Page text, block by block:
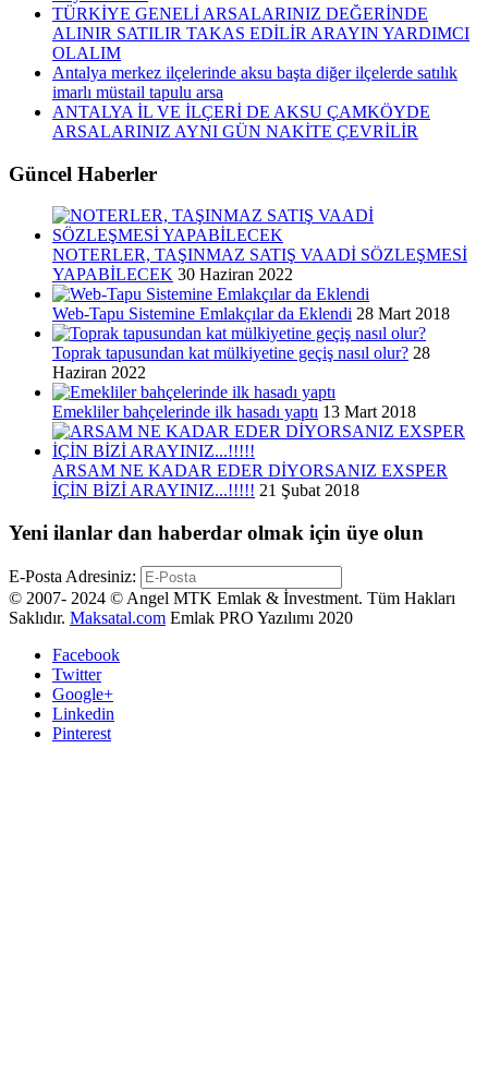
TÜRKİYE GENELİ ARSALARINIZ DEĞERİNDE
ALINIR SATILIR TAKAS EDİLİR ARAYIN YARDIMCI
OLALIM
Antalya merkez ilçelerinde aksu başta diğer ilçelerde satılık
imarlı müstail tapulu arsa
ANTALYA İL VE İLÇERİ DE AKSU ÇAMKÖYDE
ARSALARINIZ AYNI GÜN NAKİTE ÇEVRİLİR
Güncel Haberler
NOTERLER, TAŞINMAZ SATIŞ VAADİ SÖZLEŞMESİ
YAPABİLECEK 30 Haziran 2022
Web-Tapu Sistemine Emlakçılar da Eklendi 28 Mart 2018
Toprak tapusundan kat mülkiyetine geçiş nasıl olur? 28
Haziran 2022
Emekliler bahçelerinde ilk hasadı yaptı 13 Mart 2018
ARSAM NE KADAR EDER DİYORSANIZ EXSPER
İÇİN BİZİ ARAYINIZ...!!!!! 21 Şubat 2018
Yeni ilanlar dan haberdar olmak için üye olun
E-Posta Adresiniz:
© 2007- 2024 © Angel MTK Emlak & İnvestment. Tüm Hakları
Saklıdır. Maksatal.com Emlak PRO Yazılımı 2020
Facebook
Twitter
Google+
Linkedin
Pinterest